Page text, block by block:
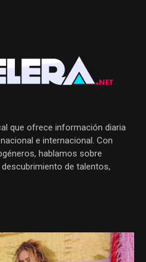
que ofrece información diaria
e internacional. Con
hablamos sobre
de talentos,